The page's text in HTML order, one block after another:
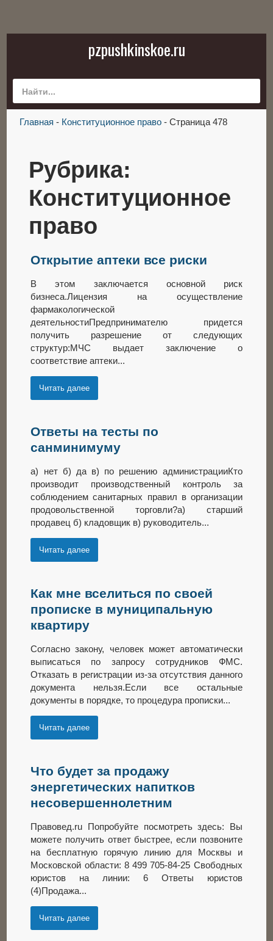
pzpushkinskoe.ru
Главная - Конституционное право- Страница 478
Рубрика:
Конституционное
право
Открытие аптеки все риски
В этом заключается основной риск
бизнеса.Лицензия на осуществление
фармакологической
деятельностиПредпринимателю придется
получить разрешение от следующих
структур:МЧС выдает заключение о
соответствие аптеки...
Читать далее
Ответы на тесты по
санминимуму
а) нет б) да в) по решению администрацииКто
производит производственный контроль за
соблюдением санитарных правил в организации
продовольственной торговли?а) старший
продавец б) кладовщик в) руководитель...
Читать далее
Как мне вселиться по своей
прописке в муниципальную
квартиру
Согласно закону, человек может автоматически
выписаться по запросу сотрудников ФМС.
Отказать в регистрации из-за отсутствия данного
документа нельзя.Если все остальные
документы в порядке, то процедура прописки...
Читать далее
Что будет за продажу
энергетических напитков
несовершеннолетним
Правовед.ru Попробуйте посмотреть здесь: Вы
можете получить ответ быстрее, если позвоните
на бесплатную горячую линию для Москвы и
Московской области: 8 499 705-84-25 Свободных
юристов на линии: 6 Ответы юристов
(4)Продажа...
Читать далее